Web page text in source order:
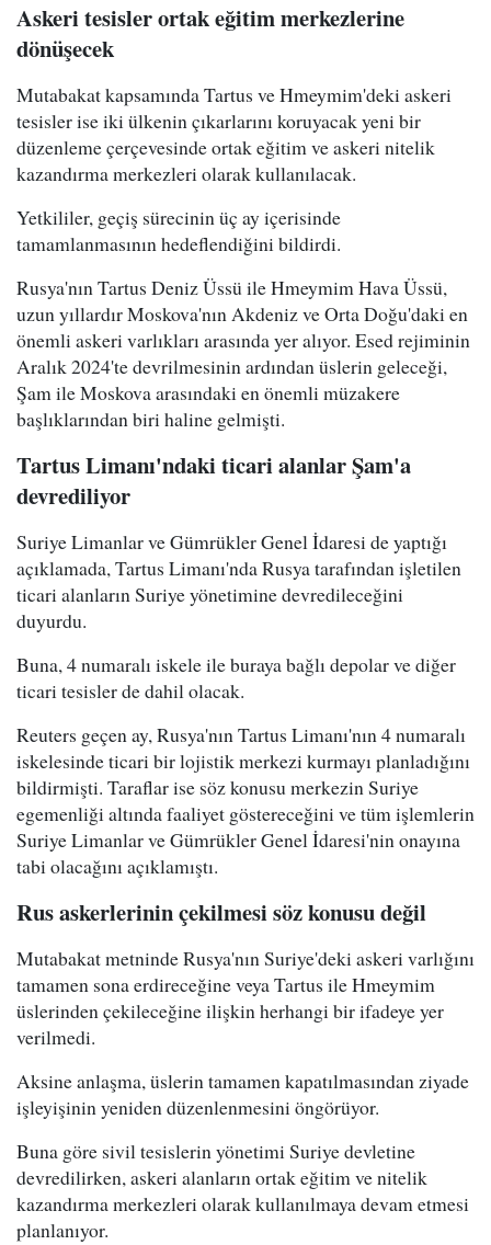
Askeri tesisler ortak eğitim merkezlerine
dönüşecek
Mutabakat kapsamında Tartus ve Hmeymim'deki askeri
tesisler ise iki ülkenin çıkarlarını koruyacak yeni bir
düzenleme çerçevesinde ortak eğitim ve askeri nitelik
kazandırma merkezleri olarak kullanılacak.
Yetkililer, geçiş sürecinin üç ay içerisinde
tamamlanmasının hedeflendiğini bildirdi.
Rusya'nın Tartus Deniz Üssü ile Hmeymim Hava Üssü,
uzun yıllardır Moskova'nın Akdeniz ve Orta Doğu'daki en
önemli askeri varlıkları arasında yer alıyor. Esed rejiminin
Aralık 2024'te devrilmesinin ardından üslerin geleceği,
Şam ile Moskova arasındaki en önemli müzakere
başlıklarından biri haline gelmişti.
Tartus Limanı'ndaki ticari alanlar Şam'a
devrediliyor
Suriye Limanlar ve Gümrükler Genel İdaresi de yaptığı
açıklamada, Tartus Limanı'nda Rusya tarafından işletilen
ticari alanların Suriye yönetimine devredileceğini
duyurdu.
Buna, 4 numaralı iskele ile buraya bağlı depolar ve diğer
ticari tesisler de dahil olacak.
Reuters geçen ay, Rusya'nın Tartus Limanı'nın 4 numaralı
iskelesinde ticari bir lojistik merkezi kurmayı planladığını
bildirmişti. Taraflar ise söz konusu merkezin Suriye
egemenliği altında faaliyet göstereceğini ve tüm işlemlerin
Suriye Limanlar ve Gümrükler Genel İdaresi'nin onayına
tabi olacağını açıklamıştı.
Rus askerlerinin çekilmesi söz konusu değil
Mutabakat metninde Rusya'nın Suriye'deki askeri varlığını
tamamen sona erdireceğine veya Tartus ile Hmeymim
üslerinden çekileceğine ilişkin herhangi bir ifadeye yer
verilmedi.
Aksine anlaşma, üslerin tamamen kapatılmasından ziyade
işleyişinin yeniden düzenlenmesini öngörüyor.
Buna göre sivil tesislerin yönetimi Suriye devletine
devredilirken, askeri alanların ortak eğitim ve nitelik
kazandırma merkezleri olarak kullanılmaya devam etmesi
planlanıyor.